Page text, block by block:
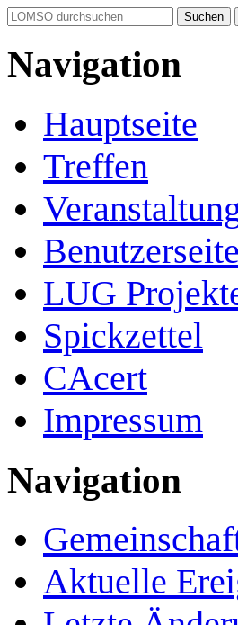
Navigation
Hauptseite
Treffen
LUG
Spickzettel
CAcert
Impressum
Navigation
Aktuelle